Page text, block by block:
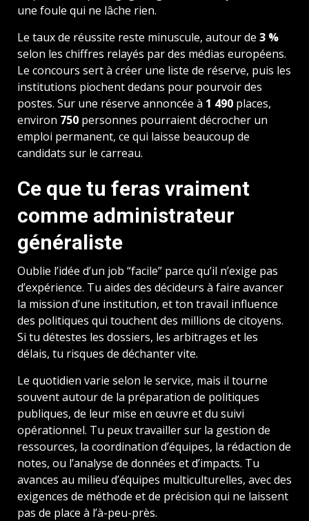
une foule qui ne lâche rien.
Le taux de réussite reste minuscule, autour de 3 %
selon les chiffres relayés par des médias européens.
Le concours sert à créer une liste de réserve, puis les
institutions piochent dedans pour pourvoir des
postes. Sur une réserve annoncée à 1 490 places,
environ 750 personnes pourraient décrocher un
emploi permanent, ce qui laisse beaucoup de
candidats sur le carreau.
Ce que tu feras vraiment
comme administrateur
généraliste
Oublie l’idée d’un job “facile” parce qu’il n’exige pas
d’expérience. Tu aides des décideurs à faire avancer
la mission d’une institution, et ton travail influence
des politiques qui touchent des millions de citoyens.
Si tu détestes les dossiers, les arbitrages et les
délais, tu risques de déchanter vite.
Le quotidien varie selon le service, mais il tourne
souvent autour de la préparation de politiques
publiques, de leur mise en œuvre et du suivi
opérationnel. Tu peux travailler sur la gestion de
ressources, la coordination d’équipes, la rédaction de
notes, ou l’analyse de données et d’impacts. Tu
avances au milieu d’équipes multiculturelles, avec des
exigences de méthode et de précision qui ne laissent
pas de place à l’à-peu-près.